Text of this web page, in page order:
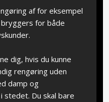
af for eksempel
for både
dig, hvis du kunne
rengøring uden
damp og
Du skal bare